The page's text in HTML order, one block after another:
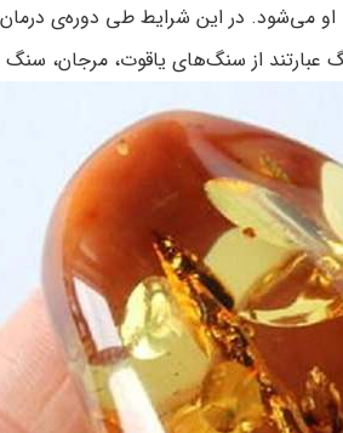
در این شرایط طی دوره‌ی درمان
عبارتند از سنگ‌های یاقوت، مرجان،